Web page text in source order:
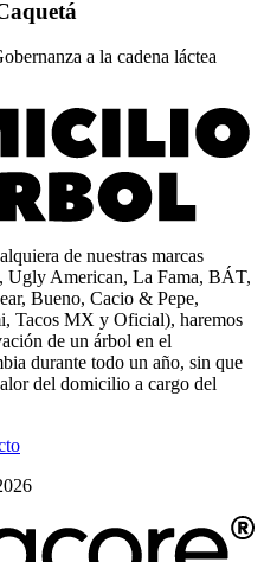
a la cadena láctea
de nuestras marcas
Ugly American, La Fama, BÁT,
Bueno, Cacio & Pepe,
Tacos MX y Oficial), haremos
de un árbol en el
durante todo un año, sin que
del domicilio a cargo del